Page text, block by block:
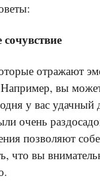
отражают
вы
у вас удачный
очень
позволяют
что вы